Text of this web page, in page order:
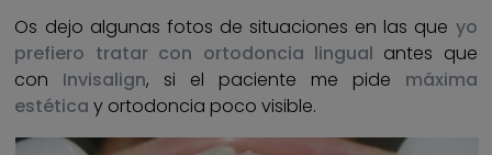
Os dejo algunas fotos de situaciones en las que yo
prefiero tratar con ortodoncia lingual antes que
con Invisalign, si el paciente me pide máxima
estética y ortodoncia poco visible.